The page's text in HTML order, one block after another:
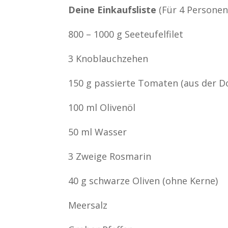
Deine Einkaufsliste (Für 4
800 – 1000 g Seeteufelfilet
3 Knoblauchzehen
150 g passierte Tomaten (aus der
100 ml Olivenöl
50 ml Wasser
3 Zweige Rosmarin
40 g schwarze Oliven (ohne Kerne)
Meersalz